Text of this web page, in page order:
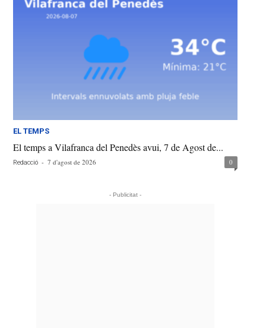
EL TEMPS
El temps a Vilafranca del Penedès avui, 7 de Agost de...
Redacció - 7 d'agost de 2026 0
- Publicitat -